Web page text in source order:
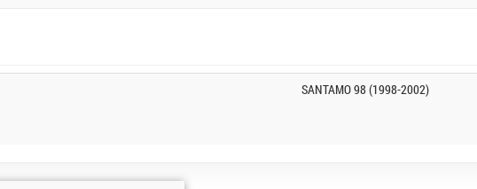
SANTAMO 98 (1998-2002)